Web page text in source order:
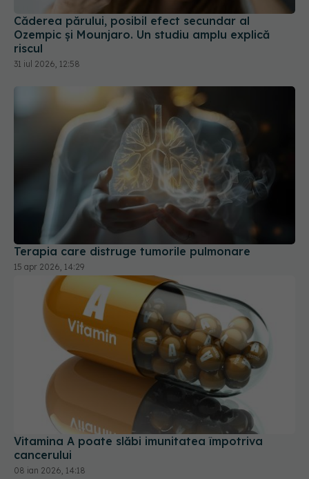
31 iul 2026, 12:58
Terapia care distruge tumorile pulmonare
15 apr 2026, 14:29
Vitamina A poate slăbi imunitatea împotriva
cancerului
08 ian 2026, 14:18